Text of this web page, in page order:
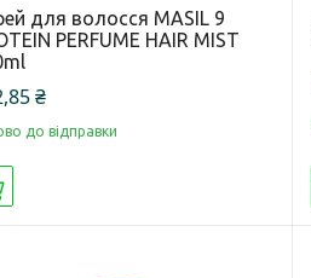
для волосся MASIL 9
PERFUME HAIR MIST
₴
до відправки